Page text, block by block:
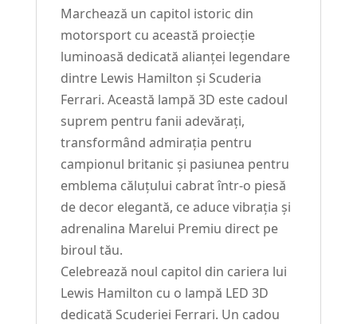
Marchează un capitol istoric din
motorsport cu această proiecție
luminoasă dedicată alianței legendare
dintre Lewis Hamilton și Scuderia
Ferrari. Această lampă 3D este cadoul
suprem pentru fanii adevărați,
transformând admirația pentru
campionul britanic și pasiunea pentru
emblema căluțului cabrat într-o piesă
de decor elegantă, ce aduce vibrația și
adrenalina Marelui Premiu direct pe
biroul tău.
Celebrează noul capitol din cariera lui
Lewis Hamilton cu o lampă LED 3D
dedicată Scuderiei Ferrari. Un cadou